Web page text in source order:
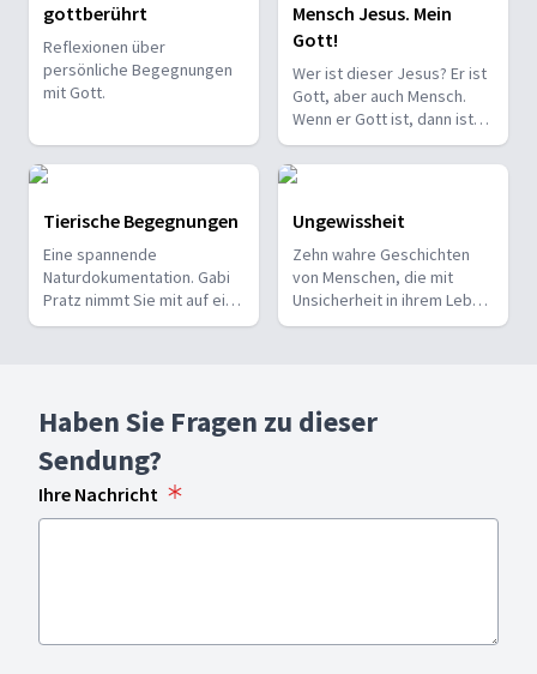
gottberührt
Reflexionen über
persönliche Begegnungen
mit Gott.
Mensch Jesus. Mein
Gott!
Wer ist dieser Jesus? Er ist
Gott, aber auch Mensch.
Wenn er Gott ist, dann ist
Gott so wie Jesus. Winfried
Vogel zeigt Jesus, wie er
wirklich ist.
Tierische Begegnungen
Eine spannende
Naturdokumentation. Gabi
Pratz nimmt Sie mit auf eine
persönliche Reise ins
Ungewissheit
Zehn wahre Geschichten
von Menschen, die mit
Unsicherheit in ihrem Leben
zu tun haben. Zehn
Ängste, Zweifel, Zukunft
und Glauben.
Haben Sie Fragen zu dieser
Sendung?
Ihre Nachricht